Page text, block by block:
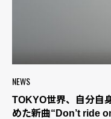
NEWS
TOKYO世界、自分自
めた新曲“Don’t ride